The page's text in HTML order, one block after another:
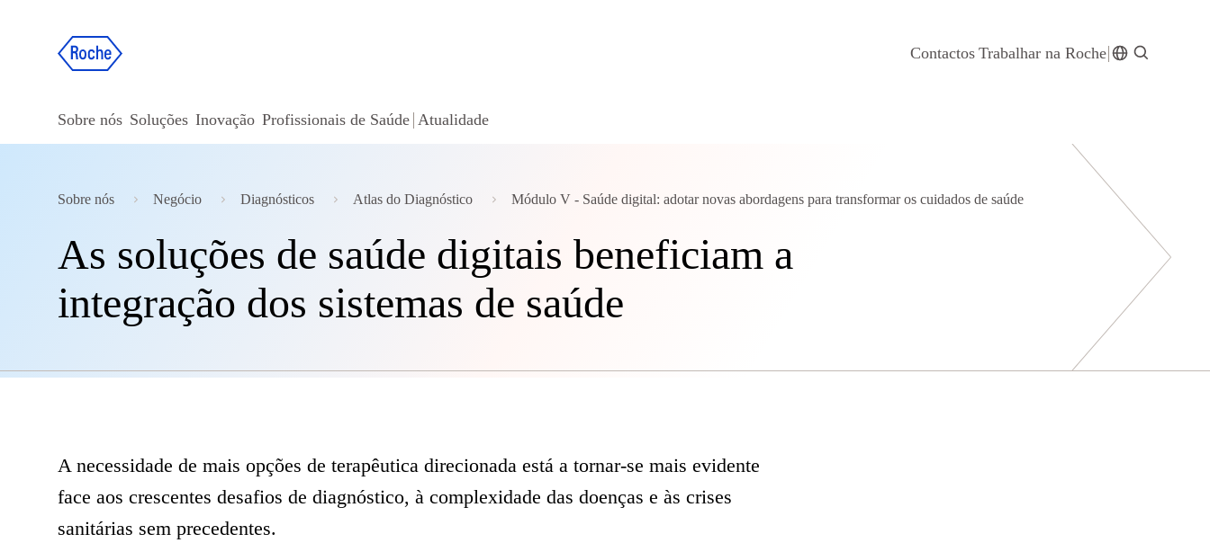
Contactos Trabalhar na Roche
Sobre nós Soluções Inovação Profissionais de Saúde Atualidade
Sobre nós Negócio Diagnósticos Atlas do Diagnóstico Módulo V - Saúde digital: adotar novas abordagens para transformar os cuidados de saúde
As soluções de saúde digitais beneficiam a
integração dos sistemas de saúde
A necessidade de mais opções de terapêutica direcionada está a tornar-se mais evidente
face aos crescentes desafios de diagnóstico, à complexidade das doenças e às crises
sanitárias sem precedentes.